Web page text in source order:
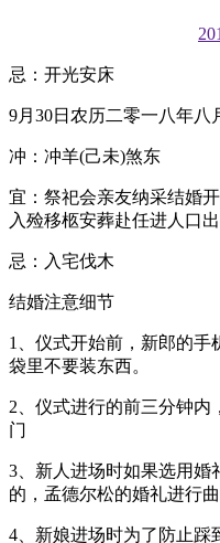
忌：开光安床
9月30日农历二零一八年八
冲：冲羊(己未)煞东
宜：祭祀会亲友纳采结婚
入殓移柩安葬赴任进人口
忌：入宅伐木
结婚注意细节
1、仪式开始前，新郎的手
袋里不要装东西。
2、仪式进行的前三分钟内
门
3、新人进场时如果选用婚
的，孟德尔松的婚礼进行
4、新娘进场时为了防止踩